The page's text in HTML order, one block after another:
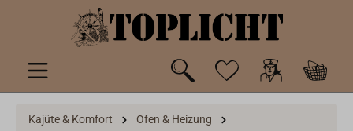
springen
Kajüte & Komfort
Ofen & Heizung